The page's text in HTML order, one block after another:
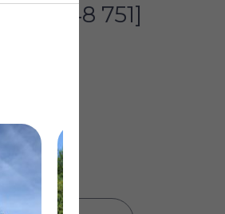
[£48 751]